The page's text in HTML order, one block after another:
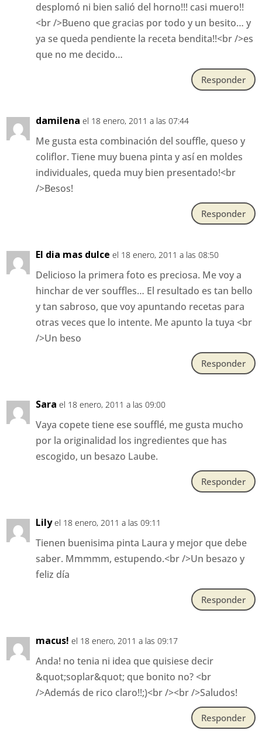
desplomó ni bien salió del horno!!! casi muero!!
<br />Bueno que gracias por todo y un besito… y
ya se queda pendiente la receta bendita!!<br />es
que no me decido…
Responder
damilena el 18 enero, 2011 a las 07:44
Me gusta esta combinación del souffle, queso y
coliflor. Tiene muy buena pinta y así en moldes
individuales, queda muy bien presentado!<br
/>Besos!
Responder
El dia mas dulce el 18 enero, 2011 a las 08:50
Delicioso la primera foto es preciosa. Me voy a
hinchar de ver souffles… El resultado es tan bello
y tan sabroso, que voy apuntando recetas para
otras veces que lo intente. Me apunto la tuya <br
/>Un beso
Responder
Sara el 18 enero, 2011 a las 09:00
Vaya copete tiene ese soufflé, me gusta mucho
por la originalidad los ingredientes que has
escogido, un besazo Laube.
Responder
Lily el 18 enero, 2011 a las 09:11
Tienen buenisima pinta Laura y mejor que debe
saber. Mmmmm, estupendo.<br />Un besazo y
feliz día
Responder
macus! el 18 enero, 2011 a las 09:17
Anda! no tenia ni idea que quisiese decir
&quot;soplar&quot; que bonito no? <br
/>Además de rico claro!!;)<br /><br />Saludos!
Responder